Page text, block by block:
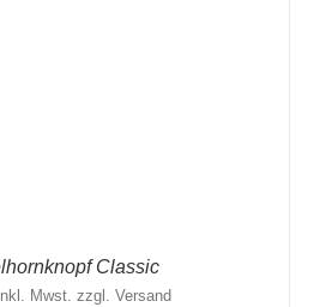
Classic
Mwst. zzgl. Versand